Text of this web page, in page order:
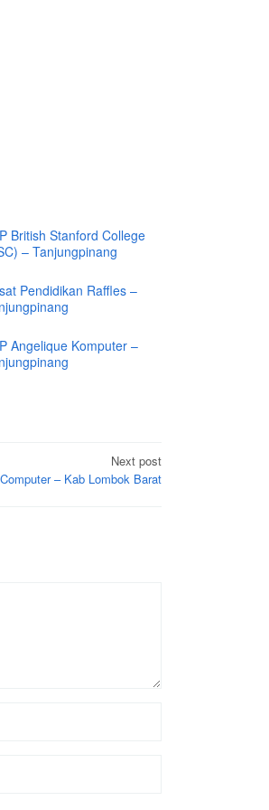
British Stanford College
– Tanjungpinang
Pendidikan Raffles –
Angelique Komputer –
Next post
– Kab Lombok Barat